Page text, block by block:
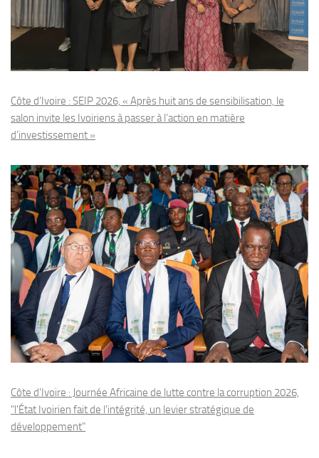
Côte d’Ivoire : SEIP 2026, « Après huit ans de sensibilisation, le
salon invite les Ivoiriens à passer à l’action en matière
d’investissement »
Côte d'Ivoire : Journée Africaine de lutte contre la corruption 2026,
"l'État Ivoirien fait de l'intégrité, un levier stratégique de
développement"